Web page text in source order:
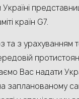
країн G7.
та з урахуванням
Вас надати
запланованому